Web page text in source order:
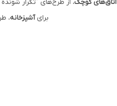
اتاق‌های کوچک، از طرح‌های "تکرار
برایآشپزخانه،